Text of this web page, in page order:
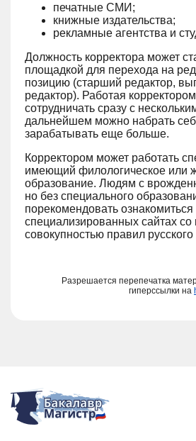
печатные СМИ;
книжные издательства;
рекламные агентства и
Должность корректора может
площадкой для перехода на
позицию (старший редактор,
редактор). Работая
сотрудничать сразу с
дальнейшем можно набрать
зарабатывать еще больше.
Корректором может работать
имеющий филологическое или
образование. Людям с
но без специального
порекомендовать ознакомиться
специализированных сайтах со
совокупностью правил русского
Разрешается перепечатка
гиперссылки на